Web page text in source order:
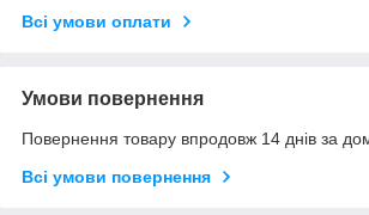
Всі умови оплати
Умови повернення
Повернення товару впродовж 14 днів за
Всі умови повернення